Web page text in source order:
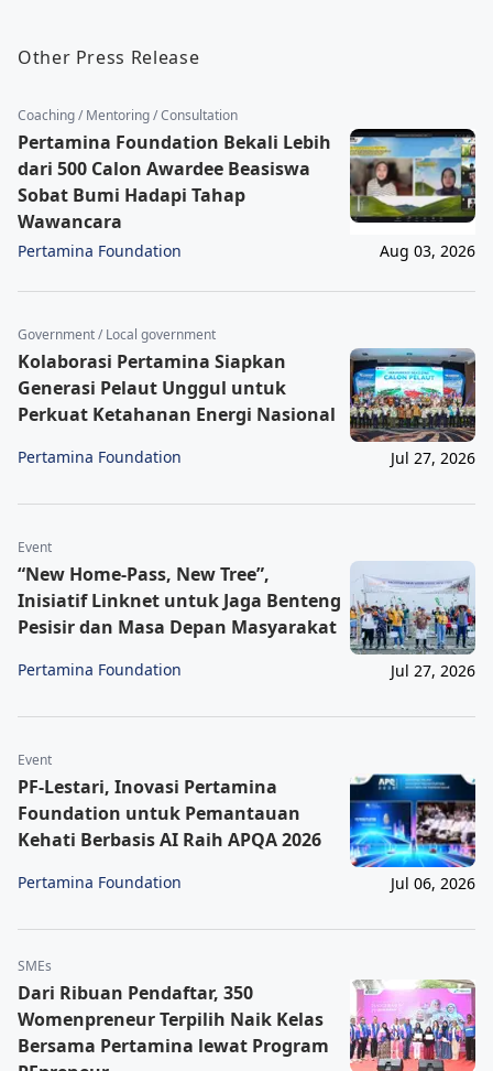
Other Press Release
Coaching / Mentoring / Consultation
Pertamina Foundation Bekali Lebih
dari 500 Calon Awardee Beasiswa
Sobat Bumi Hadapi Tahap
Wawancara
Pertamina Foundation Aug 03, 2026
Government / Local government
Kolaborasi Pertamina Siapkan
Generasi Pelaut Unggul untuk
Perkuat Ketahanan Energi Nasional
Pertamina Foundation Jul 27, 2026
Event
“New Home-Pass, New Tree”,
Inisiatif Linknet untuk Jaga Benteng
Pesisir dan Masa Depan Masyarakat
Pertamina Foundation Jul 27, 2026
Event
PF-Lestari, Inovasi Pertamina
Foundation untuk Pemantauan
Kehati Berbasis AI Raih APQA 2026
Pertamina Foundation Jul 06, 2026
SMEs
Dari Ribuan Pendaftar, 350
Womenpreneur Terpilih Naik Kelas
Bersama Pertamina lewat Program